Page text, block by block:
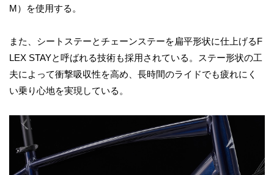
M）を使用する。
また、シートステーとチェーンステーを扁平形状に仕上げるF
LEX STAYと呼ばれる技術も採用されている。ステー形状の工
夫によって衝撃吸収性を高め、長時間のライドでも疲れにく
い乗り心地を実現している。